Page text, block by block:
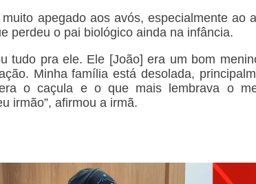
apegado aos avós, especialmente ao
perdeu o pai biológico ainda na infância.
tudo pra ele. Ele [João] era um bom
Minha família está desolada,
o caçula e o que mais lembrava o
irmão”, afirmou a irmã.